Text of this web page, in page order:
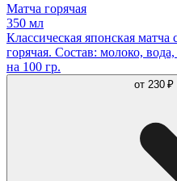
Матча горячая
350 мл
Классическая японская
горячая. Состав: молоко,
на 100 гр.
от 230 ₽